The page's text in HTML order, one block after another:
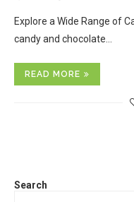
Explore a Wide Range of
candy and chocolate…
READ MORE
Search